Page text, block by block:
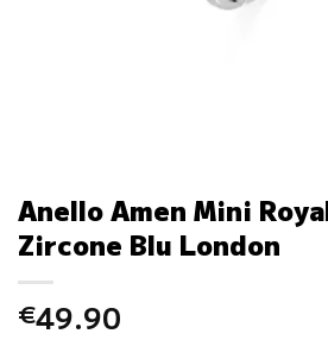
Anello Amen Mini
Zircone Blu London
€49.90